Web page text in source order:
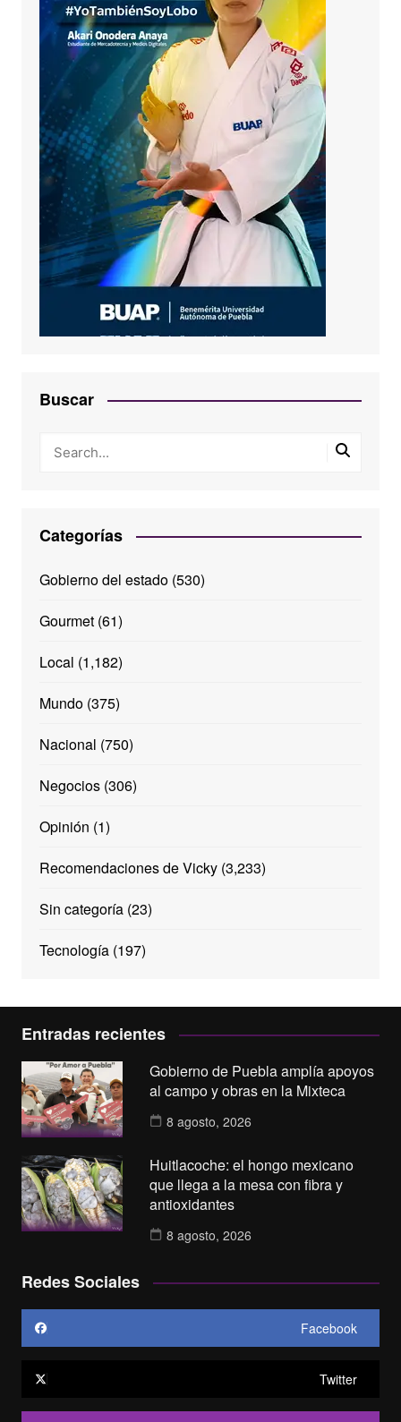
Buscar
Categorías
Gobierno del estado(530)
Gourmet(61)
Local (1,182)
Mundo(375)
Nacional (750)
Negocios(306)
Opinión (1)
Recomendaciones de Vicky(3,233)
Sin categoría(23)
Tecnología(197)
Entradas recientes
Gobierno de Puebla amplía apoyos
al campo y obras en la Mixteca
8 agosto, 2026
Huitlacoche: el hongo mexicano
que llega a la mesa con fibra y
antioxidantes
8 agosto, 2026
Redes Sociales
Facebook
Twitter